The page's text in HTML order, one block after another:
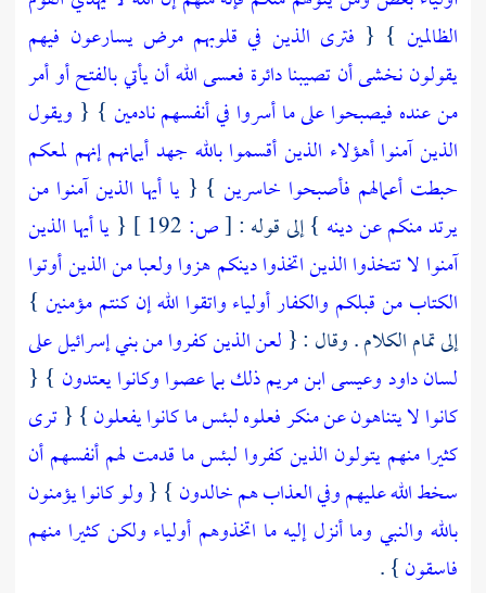
الظالمين } { فترى الذين في قلوبهم مرض يسارعون فيهم
يقولون نخشى أن تصيبنا دائرة فعسى الله أن يأتي بالفتح أو أمر
من عنده فيصبحوا على ما أسروا في أنفسهم نادمين } { ويقول
الذين آمنوا أهؤلاء الذين أقسموا بالله جهد أيمانهم إنهم لمعكم
حبطت أعمالهم فأصبحوا خاسرين } {يا أيها الذين آمنوا من
يرتد منكم عن دينه } إلى قوله : [ص: { يا أيها الذين
آمنوا لا تتخذوا الذين اتخذوا دينكم هزوا ولعبا من الذين أوتوا
الكتاب من قبلكم والكفار أولياء واتقوا الله إن كنتم مؤمنين }
إلى تمام الكلام . وقال : { لعن الذين كفروا من بني إسرائيل على
لسان داود وعيسى ابن مريم ذلك بما عصوا وكانوا يعتدون } {
كانوا لا يتناهون عن منكر فعلوه لبئس ما كانوا يفعلون} {ترى
كثيرا منهم يتولون الذين كفروا لبئس ما قدمت لهم أنفسهم أن
سخط الله عليهم وفي العذاب هم خالدون } {ولو كانوا يؤمنون
بالله والنبي وما أنزل إليه ما اتخذوهم أولياء ولكن كثيرا منهم
فاسقون} .